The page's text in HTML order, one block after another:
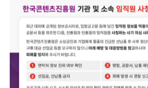
연구보고서